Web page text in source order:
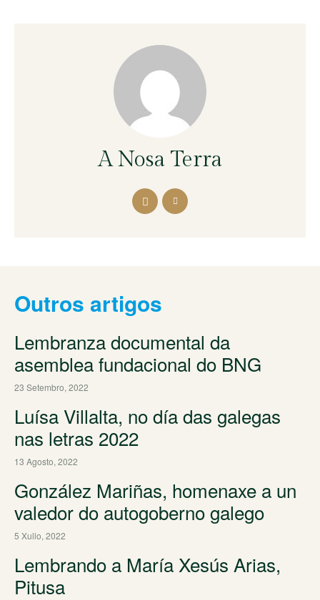
A Nosa Terra
Outros artigos
Lembranza documental da
asemblea fundacional do BNG
23 Setembro, 2022
Luísa Villalta, no día das galegas
nas letras 2022
13 Agosto, 2022
González Mariñas, homenaxe a un
valedor do autogoberno galego
5 Xullo, 2022
Lembrando a María Xesús Arias,
Pitusa